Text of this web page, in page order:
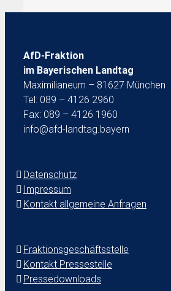
AfD-Fraktion
im Bayerischen Landtag
Maximilianeum – 81627 München
Tel: 089 – 4126 2960
Fax: 089 – 4126 1960
info@afd-landtag.bayern
Datenschutz
Impressum
Kontakt allgemeine Anfragen
Fraktionsgeschäftsstelle
Kontakt Pressestelle
Pressedownloads